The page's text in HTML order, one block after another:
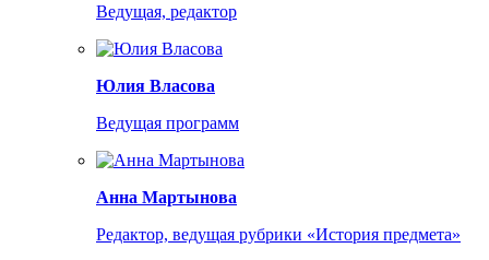
Ведущая, редактор
Юлия Власова
Ведущая программ
Анна Мартынова
Редактор, ведущая рубрики «История предмета»